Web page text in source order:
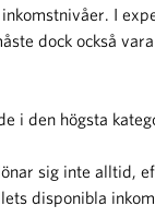
I
dock också
i den högsta
sig inte alltid,
disponibla